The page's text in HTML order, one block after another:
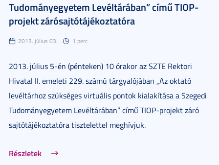
Tudományegyetem Levéltárában” című TIOP-
projekt zárósajtótájékoztatóra
2013. július 03. 1 perc
2013. július 5-én (pénteken) 10 órakor az SZTE Rektori
Hivatal II. emeleti 229. számú tárgyalójában „Az oktató
levéltárhoz szükséges virtuális pontok kialakítása a Szegedi
Tudományegyetem Levéltárában” című TIOP-projekt záró
sajtótájékoztatóra tisztelettel meghívjuk.
Részletek